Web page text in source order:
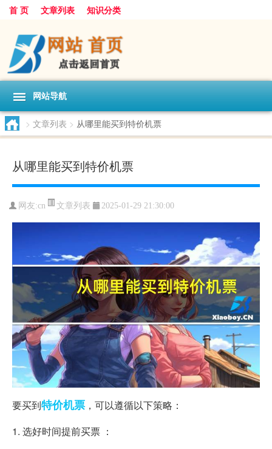
首 页 文章列表 知识分类
网站导航
> 文章列表 > 从哪里能买到特价机票
从哪里能买到特价机票
网友:cn 文章列表 2025-01-29 21:30:00
要买到特价机票 ，可以遵循以下策略：
1. 选好时间提前买票 ：